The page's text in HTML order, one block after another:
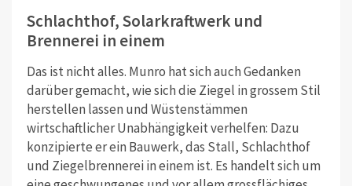
Schlachthof, Solarkraftwerk und
Brennerei in einem
Das ist nicht alles. Munro hat sich auch Gedanken
darüber gemacht, wie sich die Ziegel in grossem Stil
herstellen lassen und Wüstenstämmen
wirtschaftlicher Unabhängigkeit verhelfen: Dazu
konzipierte er ein Bauwerk, das Stall, Schlachthof
und Ziegelbrennerei in einem ist. Es handelt sich um